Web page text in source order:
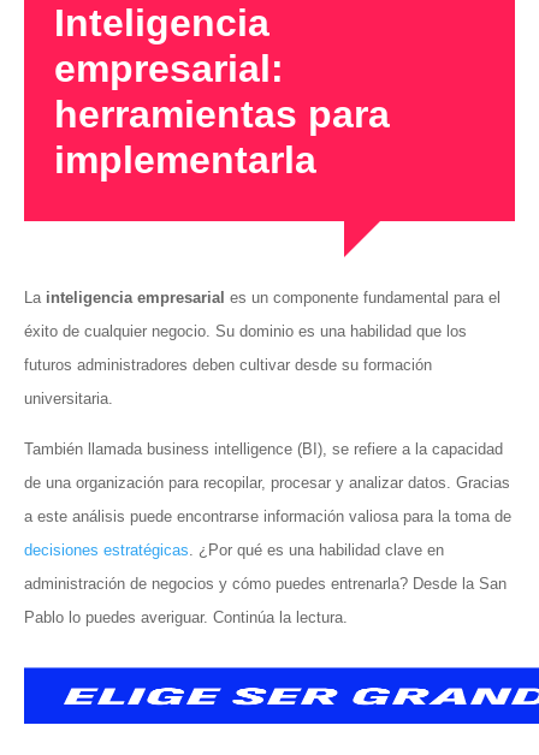
Inteligencia
empresarial:
herramientas para
implementarla
La inteligencia empresarial es un componente fundamental para el
éxito de cualquier negocio. Su dominio es una habilidad que los
futuros administradores deben cultivar desde su formación
universitaria.
También llamada business intelligence (BI), se refiere a la capacidad
de una organización para recopilar, procesar y analizar datos. Gracias
a este análisis puede encontrarse información valiosa para la toma de
decisiones estratégicas . ¿Por qué es una habilidad clave en
administración de negocios y cómo puedes entrenarla? Desde la San
Pablo lo puedes averiguar. Continúa la lectura.